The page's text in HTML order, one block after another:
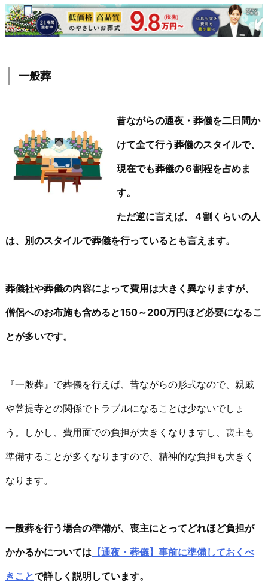
一般葬
昔ながらの通夜・葬儀を二日間か
けて全て行う葬儀のスタイルで、
現在でも葬儀の６割程を占めま
す。
ただ逆に言えば、４割くらいの人
は、別のスタイルで葬儀を行っているとも言えます。
葬儀社や葬儀の内容によって費用は大きく異なりますが、
僧侶へのお布施も含めると150～200万円ほど必要になるこ
とが多いです。
『一般葬』で葬儀を行えば、昔ながらの形式なので、親戚
や菩提寺との関係でトラブルになることは少ないでしょ
う。しかし、費用面での負担が大きくなりますし、喪主も
準備することが多くなりますので、精神的な負担も大きく
なります。
一般葬を行う場合の準備が、喪主にとってどれほど負担が
かかるかについては 【通夜・葬儀】事前に準備しておくべ
きことで詳しく説明しています。